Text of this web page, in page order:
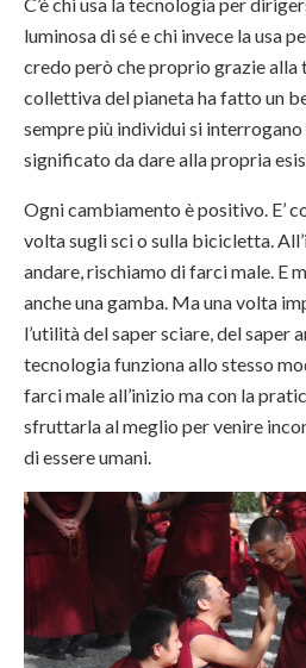
luminosa di sé e chi invece la usa
credo però che proprio grazie alla
collettiva del pianeta ha fatto un
sempre più individui si interrogano
significato da dare alla propria
Ogni cambiamento è positivo. E’
volta sugli sci o sulla bicicletta.
andare, rischiamo di farci male. E
anche una gamba. Ma una volta
l’utilità del saper sciare, del saper
tecnologia funziona allo stesso
farci male all’inizio ma con la
sfruttarla al meglio per venire
di essere umani.